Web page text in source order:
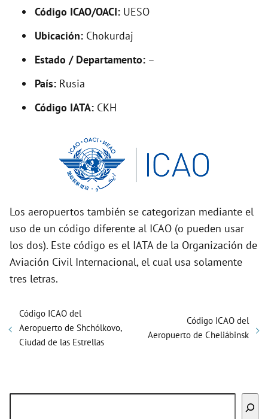
e
o
Código ICAO/OACI: UESO
Ubicación: Chokurdaj
Estado / Departamento: –
País: Rusia
Código IATA: CKH
Los aeropuertos también se categorizan mediante el
uso de un código diferente al ICAO (o pueden usar
los dos). Este código es el IATA de la Organización de
Aviación Civil Internacional, el cual usa solamente
tres letras.
Código ICAO del
Aeropuerto de Shchólkovo,
Ciudad de las Estrellas
Código ICAO del
Aeropuerto de Cheliábinsk